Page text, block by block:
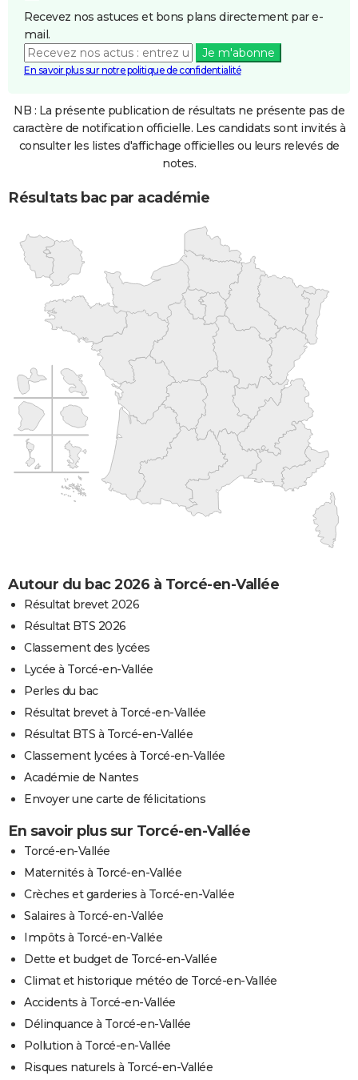
Recevez nos astuces et bons plans directement par e-
mail.
Je m'abonne
En savoir plus sur notre politique de confidentialité
NB : La présente publication de résultats ne présente pas de
caractère de notification officielle. Les candidats sont invités à
consulter les listes d'affichage officielles ou leurs relevés de
notes.
Résultats bac par académie
Autour du bac 2026 à Torcé-en-Vallée
Résultat brevet 2026
Résultat BTS 2026
Classement des lycées
Lycée à Torcé-en-Vallée
Perles du bac
Résultat brevet à Torcé-en-Vallée
Résultat BTS à Torcé-en-Vallée
Classement lycées à Torcé-en-Vallée
Académie de Nantes
Envoyer une carte de félicitations
En savoir plus sur Torcé-en-Vallée
Torcé-en-Vallée
Maternités à Torcé-en-Vallée
Crèches et garderies à Torcé-en-Vallée
Salaires à Torcé-en-Vallée
Impôts à Torcé-en-Vallée
Dette et budget de Torcé-en-Vallée
Climat et historique météo de Torcé-en-Vallée
Accidents à Torcé-en-Vallée
Délinquance à Torcé-en-Vallée
Pollution à Torcé-en-Vallée
Risques naturels à Torcé-en-Vallée